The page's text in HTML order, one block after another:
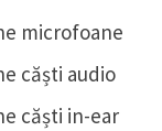
microfoane
căști audio
căști in-ear